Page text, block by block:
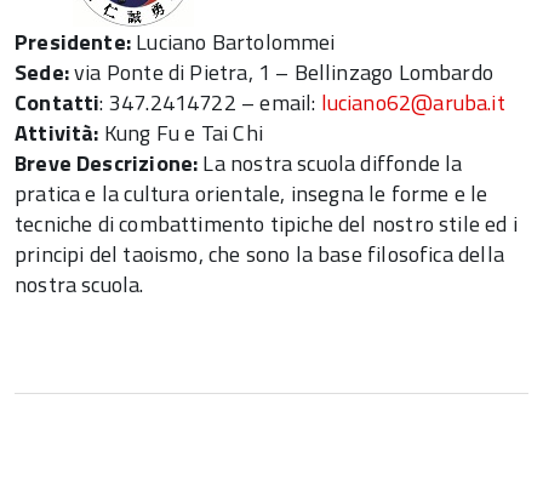
Presidente:Luciano Bartolommei
Sede:via Ponte di Pietra, 1 – Bellinzago Lombardo
Contatti: 347.2414722 – email: luciano62@aruba.it
Attività: Kung Fu e Tai Chi
Breve Descrizione:La nostra scuola diffonde la
pratica e la cultura orientale, insegna le forme e le
tecniche di combattimento tipiche del nostro stile ed i
principi del taoismo, che sono la base filosofica della
nostra scuola.